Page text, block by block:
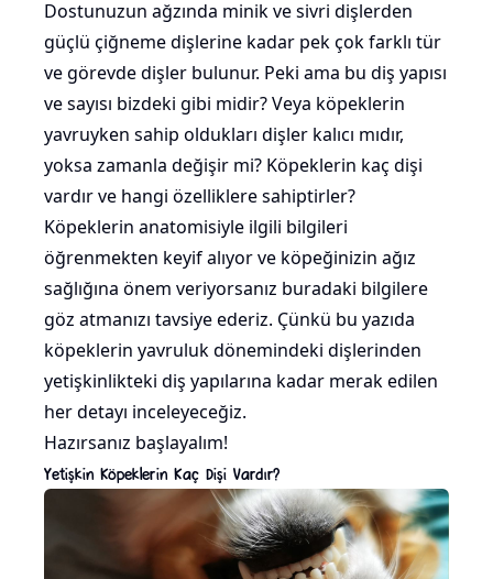
Dostunuzun ağzında minik ve sivri dişlerden
güçlü çiğneme dişlerine kadar pek çok farklı tür
ve görevde dişler bulunur. Peki ama bu diş yapısı
ve sayısı bizdeki gibi midir? Veya köpeklerin
yavruyken sahip oldukları dişler kalıcı mıdır,
yoksa zamanla değişir mi? Köpeklerin kaç dişi
vardır ve hangi özelliklere sahiptirler?
Köpeklerin anatomisiyle ilgili bilgileri
öğrenmekten keyif alıyor ve köpeğinizin ağız
sağlığına önem veriyorsanız buradaki bilgilere
göz atmanızı tavsiye ederiz. Çünkü bu yazıda
köpeklerin yavruluk dönemindeki dişlerinden
yetişkinlikteki diş yapılarına kadar merak edilen
her detayı inceleyeceğiz.
Hazırsanız başlayalım!
Yetişkin Köpeklerin Kaç Dişi Vardır?